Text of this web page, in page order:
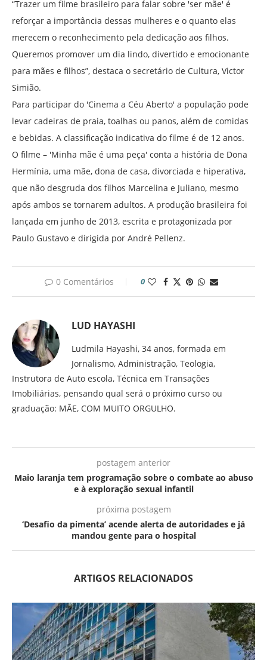
“Trazer um filme brasileiro para falar sobre ′ser mãe′ é
reforçar a importância dessas mulheres e o quanto elas
merecem o reconhecimento pela dedicação aos filhos.
Queremos promover um dia lindo, divertido e emocionante
para mães e filhos”, destaca o secretário de Cultura, Victor
Simião.
Para participar do ′Cinema a Céu Aberto′ a população pode
levar cadeiras de praia, toalhas ou panos, além de comidas
e bebidas. A classificação indicativa do filme é de 12 anos.
O filme – ′Minha mãe é uma peça′ conta a história de Dona
Hermínia, uma mãe, dona de casa, divorciada e hiperativa,
que não desgruda dos filhos Marcelina e Juliano, mesmo
após ambos se tornarem adultos. A produção brasileira foi
lançada em junho de 2013, escrita e protagonizada por
Paulo Gustavo e dirigida por André Pellenz.
0 Comentários 0
LUD HAYASHI
Ludmila Hayashi, 34 anos, formada em
Jornalismo, Administração, Teologia,
Instrutora de Auto escola, Técnica em Transações
Imobiliárias, pensando qual será o próximo curso ou
graduação: MÃE, COM MUITO ORGULHO.
postagem anterior
Maio laranja tem programação sobre o combate ao abuso
e à exploração sexual infantil
próxima postagem
‘Desafio da pimenta’ acende alerta de autoridades e já
mandou gente para o hospital
ARTIGOS RELACIONADOS